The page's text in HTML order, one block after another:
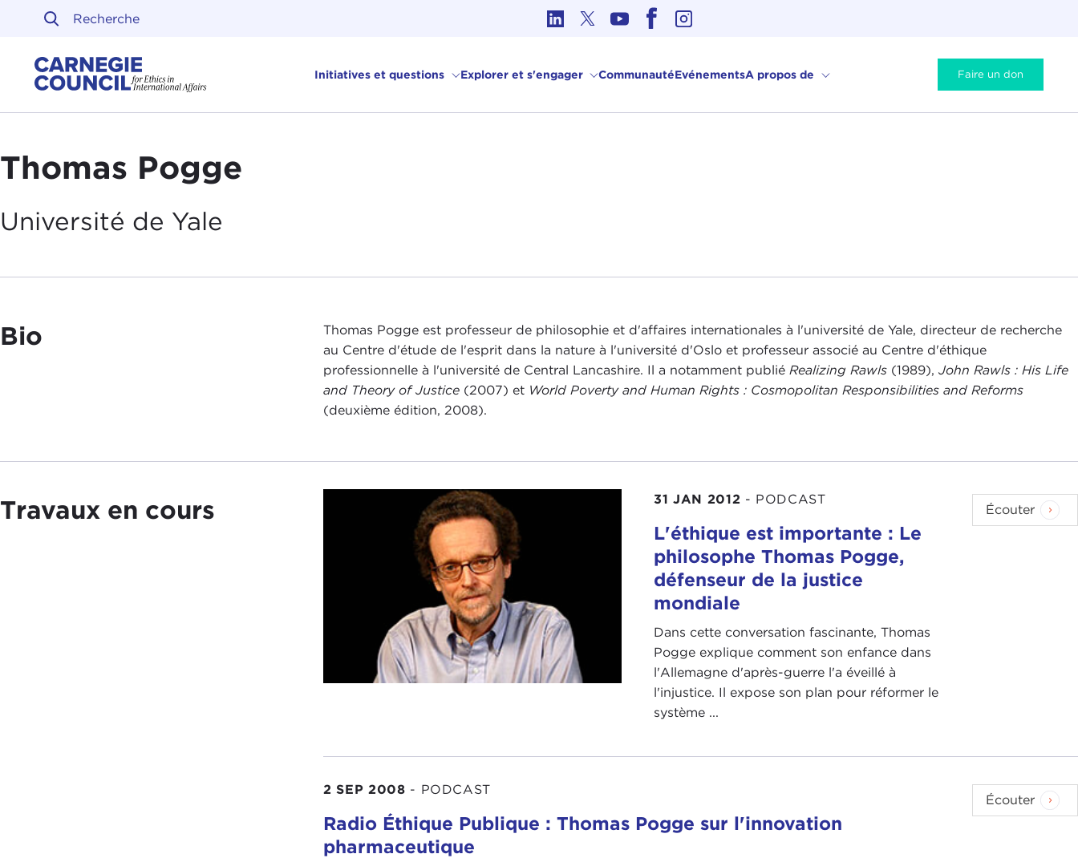
Skip to content
Initiatives et questions Explorer et s'engager CommunautéEvénementsA propos de Faire un don
Thomas Pogge
Université de Yale
Bio
Thomas Pogge est professeur de philosophie et d'affaires internationales à l'université de Yale, directeur de recherche
au Centre d'étude de l'esprit dans la nature à l'université d'Oslo et professeur associé au Centre d'éthique
professionnelle à l'université de Central Lancashire. Il a notamment publiéRealizing Rawls (1989),John Rawls : His Life
and Theory of Justice (2007) et World Poverty and Human Rights : Cosmopolitan Responsibilities and Reforms
(deuxième édition, 2008).
Travaux en cours 31 JAN 2012 - PODCAST
L'éthique est importante : Le
philosophe Thomas Pogge,
défenseur de la justice
mondiale
Dans cette conversation fascinante, Thomas
Pogge explique comment son enfance dans
l'Allemagne d'après-guerre l'a éveillé à
l'injustice. Il expose son plan pour réformer le
système ...
Écouter
2 SEP 2008 - PODCAST
Radio Éthique Publique : Thomas Pogge sur l'innovation
pharmaceutique
Écouter